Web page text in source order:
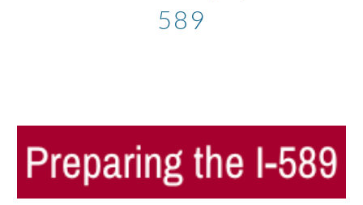
589